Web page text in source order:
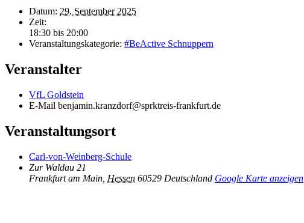
Datum: 29. September 2025
Zeit:
18:30 bis 20:00
Veranstaltungskategorie: #BeActive Schnuppern
Veranstalter
VfL Goldstein
E-Mail benjamin.kranzdorf@sprktreis-frankfurt.de
Veranstaltungsort
Carl-von-Weinberg-Schule
Zur Waldau 21
Frankfurt am Main Hessen 60529 Deutschland Google Karte anzeigen